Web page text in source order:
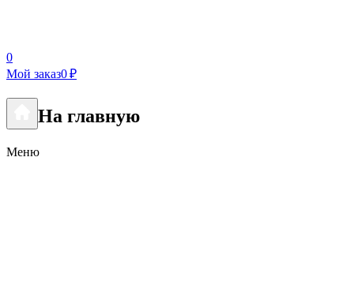
0
Мой заказ0 ₽
На главную
Меню